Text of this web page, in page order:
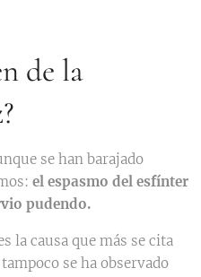
de la
se han barajado
el espasmo del esfínter
pudendo.
la causa que más se cita
se ha observado